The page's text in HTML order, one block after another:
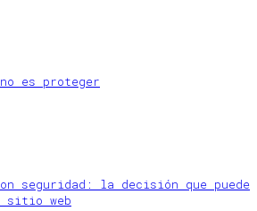
es proteger
seguridad: la decisión que puede
sitio web